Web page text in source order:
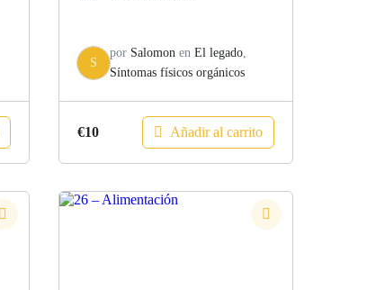
S
por Salomon en El legado
Síntomas físicos orgánicos
€10 Añadir al carrito